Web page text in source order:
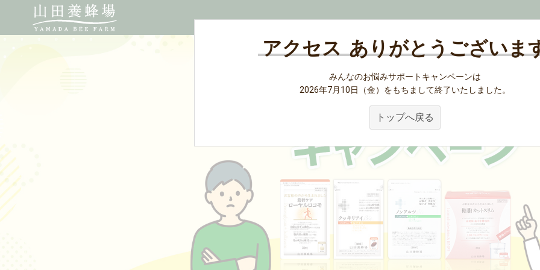
アクセス ありがとうございま
みんなのお悩みサポートキャンペーンは
2026年7月10日（金）をもちまして終了いたしました。
トップへ戻る